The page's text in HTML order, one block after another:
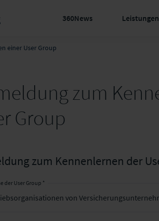
360News Leistungen
einer User Group
zum
Group
zum Kennenlernen der
der User Group *